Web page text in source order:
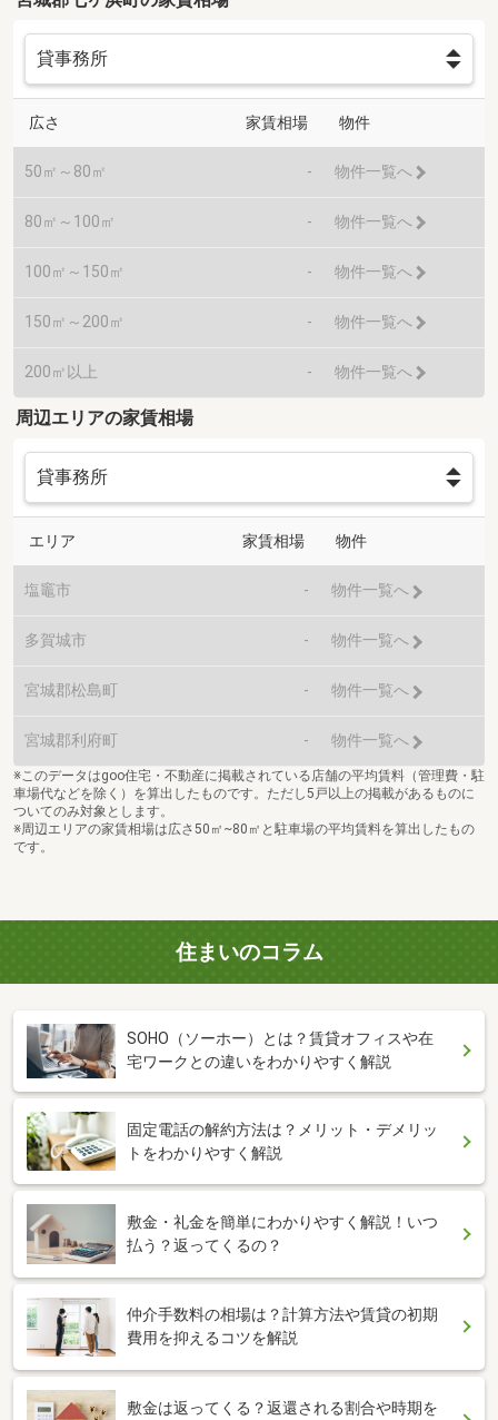
広さ 家賃相場 物件
50㎡～80㎡ - 物件一覧へ
80㎡～100㎡ - 物件一覧へ
100㎡～150㎡ - 物件一覧へ
150㎡～200㎡ - 物件一覧へ
200㎡以上 - 物件一覧へ
周辺エリアの家賃相場
エリア 家賃相場 物件
塩竈市 - 物件一覧へ
多賀城市 - 物件一覧へ
宮城郡松島町 - 物件一覧へ
宮城郡利府町 - 物件一覧へ
※このデータはgoo住宅・不動産に掲載されている店舗の平均賃料（管理費・駐
車場代などを除く）を算出したものです。ただし5戸以上の掲載があるものに
ついてのみ対象とします。
※周辺エリアの家賃相場は広さ50㎡~80㎡と駐車場の平均賃料を算出したもの
です。
住まいのコラム
SOHO（ソーホー）とは？賃貸オフィスや在
宅ワークとの違いをわかりやすく解説
固定電話の解約方法は？メリット・デメリッ
トをわかりやすく解説
敷金・礼金を簡単にわかりやすく解説！いつ
払う？返ってくるの？
仲介手数料の相場は？計算方法や賃貸の初期
費用を抑えるコツを解説
敷金は返ってくる？返還される割合や時期を